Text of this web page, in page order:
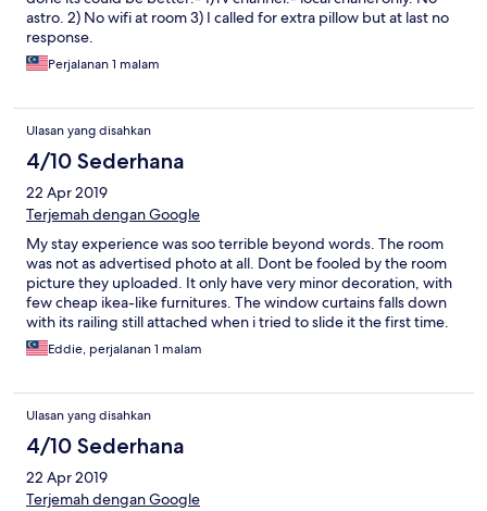
astro. 2) No wifi at room 3) I called for extra pillow but at last no
response.
Perjalanan 1 malam
Ulasan yang disahkan
4/10 Sederhana
22 Apr 2019
Terjemah dengan Google
My stay experience was soo terrible beyond words. The room
was not as advertised photo at all. Dont be fooled by the room
picture they uploaded. It only have very minor decoration, with
few cheap ikea-like furnitures. The window curtains falls down
with its railing still attached when i tried to slide it the first time.
It nearly hit my head. The maintenance team took 40 minutes to
drill the railing back to the wall. No change of room given. The
few minutes walking around the unit. There was a ceiling fan,
but it cant be use. The building is honestly not a hotel, its more
to a serviced apartment with empty hallway. The unit that i
stayed (deluxe twin) had a kitchen (empty), hall (small tv with
few uninteresting channel, small couch, small coffee table), very
small bathroom (fit for only 1 person), and a small bedroom with
Eddie, perjalanan 1 malam
Ulasan yang disahkan
4/10 Sederhana
22 Apr 2019
Terjemah dengan Google